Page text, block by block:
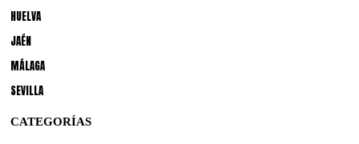
HUELVA
JAÉN
MÁLAGA
SEVILLA
CATEGORÍAS